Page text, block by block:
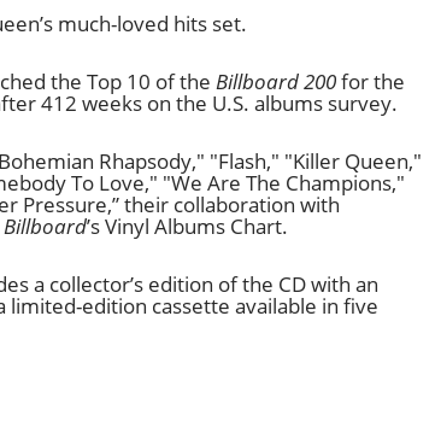
much-loved hits set.
the Top 10 of the Billboard 200for the
412 weeks on the U.S. albums survey.
Rhapsody," "Flash," "Killer Queen,"
To Love," "We Are The Champions,"
Pressure,” their collaboration with
Billboard’s Vinyl Albums Chart.
a collector’s edition of the CD with an
limited-edition cassette available in five